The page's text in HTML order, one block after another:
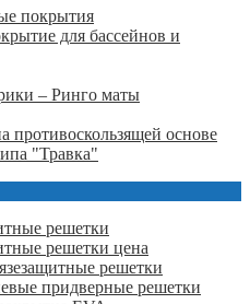
покрытия
для бассейнов и
– Ринго маты
основе
"Травка"
решетки
решетки цена
решетки
придверные решетки